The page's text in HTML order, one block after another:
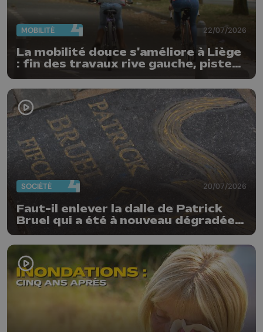
MOBILITÉ 22/07/2026
La mobilité douce s'améliore à Liège
: fin des travaux rive gauche, pistes
Guillemins...
SOCIÉTÉ 20/07/2026
Faut-il enlever la dalle de Patrick
Bruel qui a été à nouveau dégradée ?
"Nos ouvriers sont en vacances"